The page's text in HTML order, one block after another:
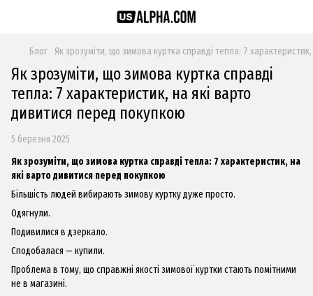
Блог Як зрозуміти, що зимова куртка справді тепла: 7
Як зрозуміти, що зимова куртка справді
тепла: 7 характеристик, на які варто
дивитися перед покупкою
5 березня 2025
Як зрозуміти, що зимова куртка справді тепла: 7 характеристик, на
які варто дивитися перед покупкою
Більшість людей вибирають зимову куртку дуже просто.
Одягнули.
Подивилися в дзеркало.
Сподобалася — купили.
Проблема в тому, що справжні якості зимової куртки стають помітними
не в магазині.